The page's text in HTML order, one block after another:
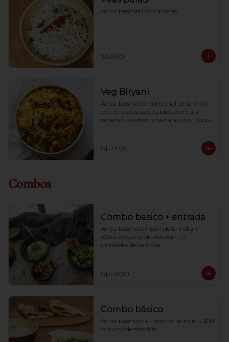
Arroz basmati con arvejas.
$6.990
Veg Biryani
Arroz basmati tradicional de la India
con verduras saludables, aroma a
especias, azafrán y castana caju. Todos
$11.990
Combos
Combo basico + entrada
Arroz basmati + pan de la india +
300cc de curry de eleccion + 2
unidades de samosa.
$14.000
Combo básico
Arroz basmati + 1 pan de la india + 300
cc curry de elección.